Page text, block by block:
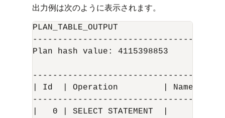
出力例は次のように表示されます。
PLAN_TABLE_OUTPUT
Plan hash value: 4115398853
| Id  | Operation         | Name
|   0 | SELECT STATEMENT  |